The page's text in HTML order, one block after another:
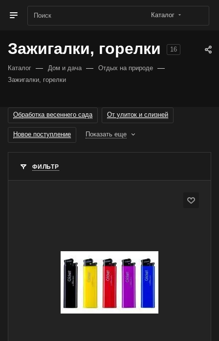
Каталог
Зажигалки, горелки 16
Каталог — Дом и дача — Отдых на природе —
Зажигалки, горелки
Обработка весеннего сада От улиток и слизней
Новое поступление Показать еще
ФИЛЬТР